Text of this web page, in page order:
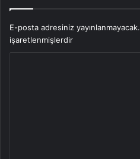
E-posta adresiniz yayınlanmayacak.
işaretlenmişlerdir